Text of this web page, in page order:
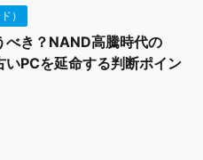
）
べき？NAND高騰時代の
いPCを延命する判断ポイン